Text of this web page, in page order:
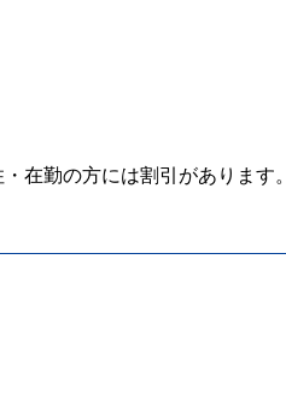
在勤の方には割引があります。